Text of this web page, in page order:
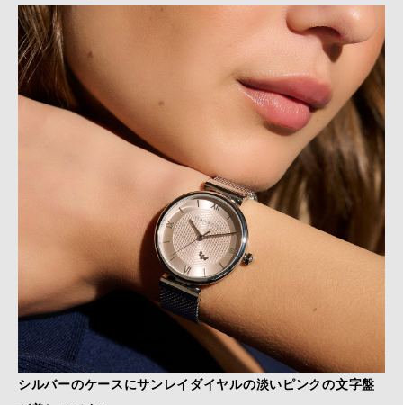
シルバーのケースにサンレイダイヤルの淡いピンクの文字盤